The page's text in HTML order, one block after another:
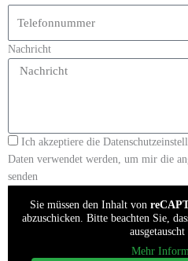
Nachricht
Ich akzeptiere die
Daten verwendet werden, um mir die
senden
Sie müssen den Inhalt von
abzuschicken. Bitte beachten Sie,
ausgetauscht
Mehr